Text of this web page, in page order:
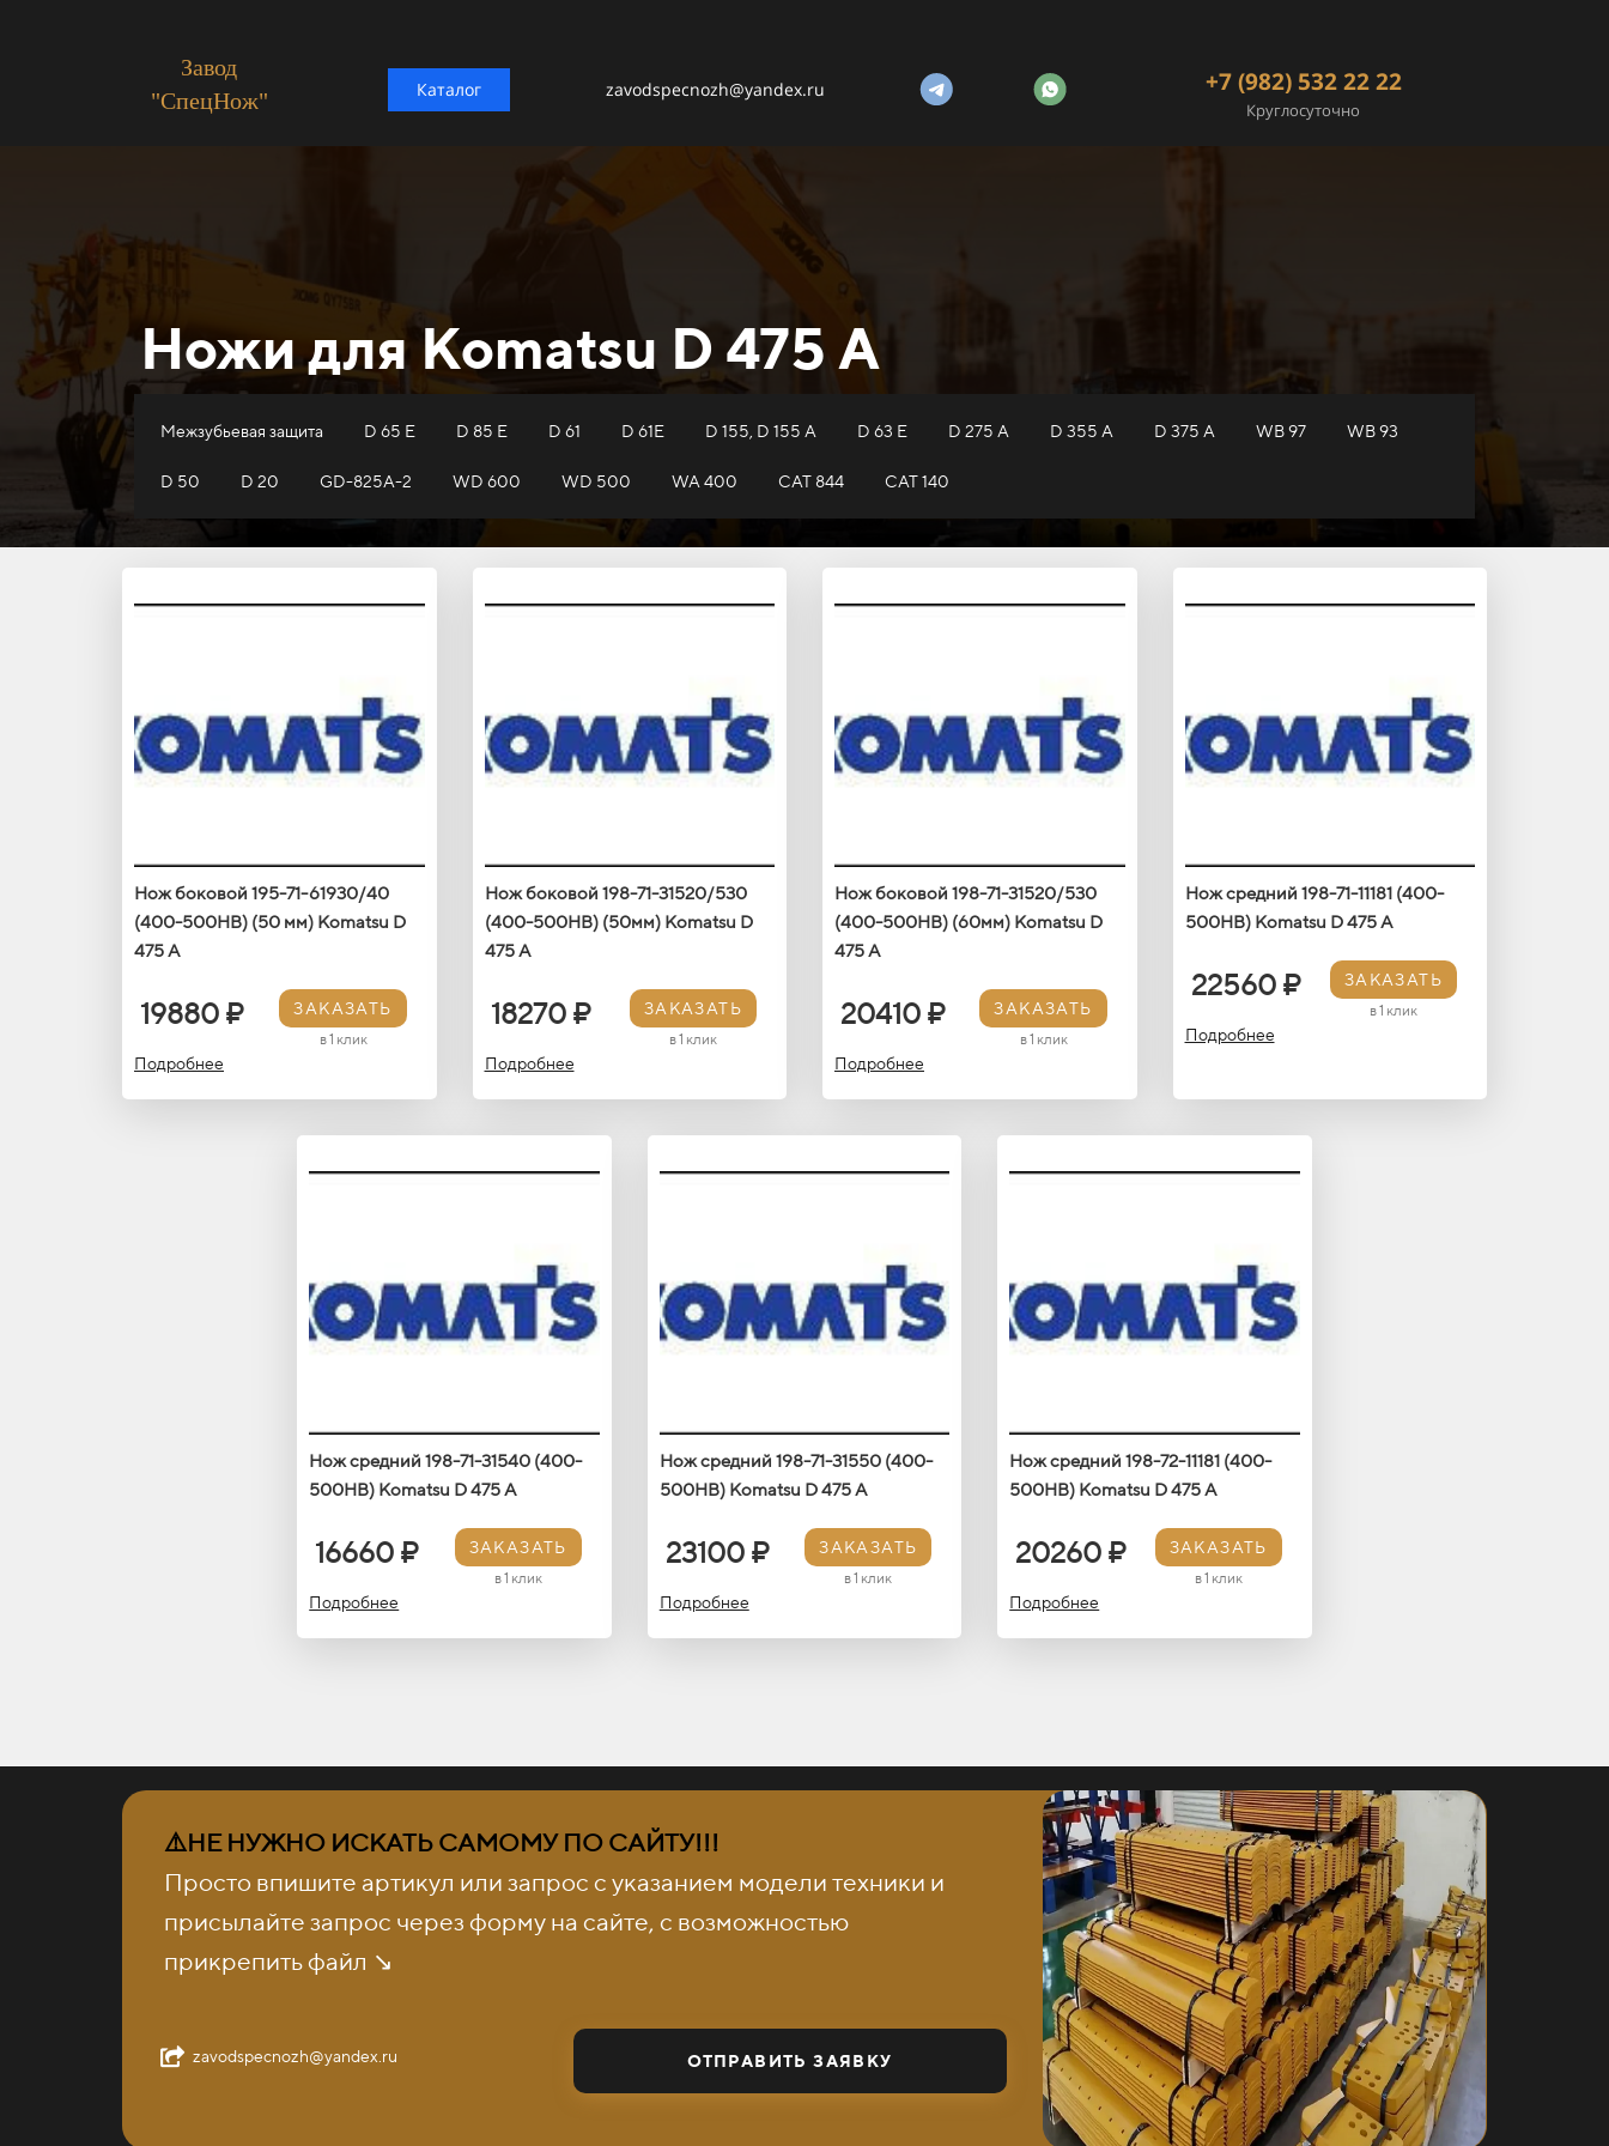
Завод
"СпецНож"
Каталог zavodspecnozh@yandex.ru +7 (982) 532 22 22
Круглосуточно
Ножи для Кomatsu D 475 A
Межзубьевая защита D 65 E D 85 E D 61 D 61E D 155, D 155 A D 63 E D 275 A D 355 A D 375 A WB 97 WB 93
D 50 D 20 GD-825A-2 WD 600 WD 500 WA 400 САТ 844 CAT 140
Нож боковой 195-71-61930/40
(400-500HB) (50 мм) Кomatsu D
475 A
19880 ₽ ЗАКАЗАТЬ
в 1 клик
Подробнее
Нож боковой 198-71-31520/530
(400-500HB) (50мм) Кomatsu D
475 A
18270 ₽ ЗАКАЗАТЬ
в 1 клик
Подробнее
Нож боковой 198-71-31520/530
(400-500HB) (60мм) Кomatsu D
475 A
20410 ₽ ЗАКАЗАТЬ
в 1 клик
Подробнее
Нож средний 198-71-11181 (400-
500HB) Кomatsu D 475 A
22560 ₽ ЗАКАЗАТЬ
в 1 клик
Подробнее
Нож средний 198-71-31540 (400-
500HB) Кomatsu D 475 A
16660 ₽ ЗАКАЗАТЬ
в 1 клик
Подробнее
Нож средний 198-71-31550 (400-
500HB) Кomatsu D 475 A
23100 ₽ ЗАКАЗАТЬ
в 1 клик
Подробнее
Нож средний 198-72-11181 (400-
500HB) Кomatsu D 475 A
20260 ₽ ЗАКАЗАТЬ
в 1 клик
Подробнее
⚠️НЕ НУЖНО ИСКАТЬ САМОМУ ПО САЙТУ!!!
Просто впишите артикул или запрос с указанием модели техники и
присылайте запрос через форму на сайте, с возможностью
прикрепить файл ↘️
zavodspecnozh@yandex.ru ОТПРАВИТЬ ЗАЯВКУ